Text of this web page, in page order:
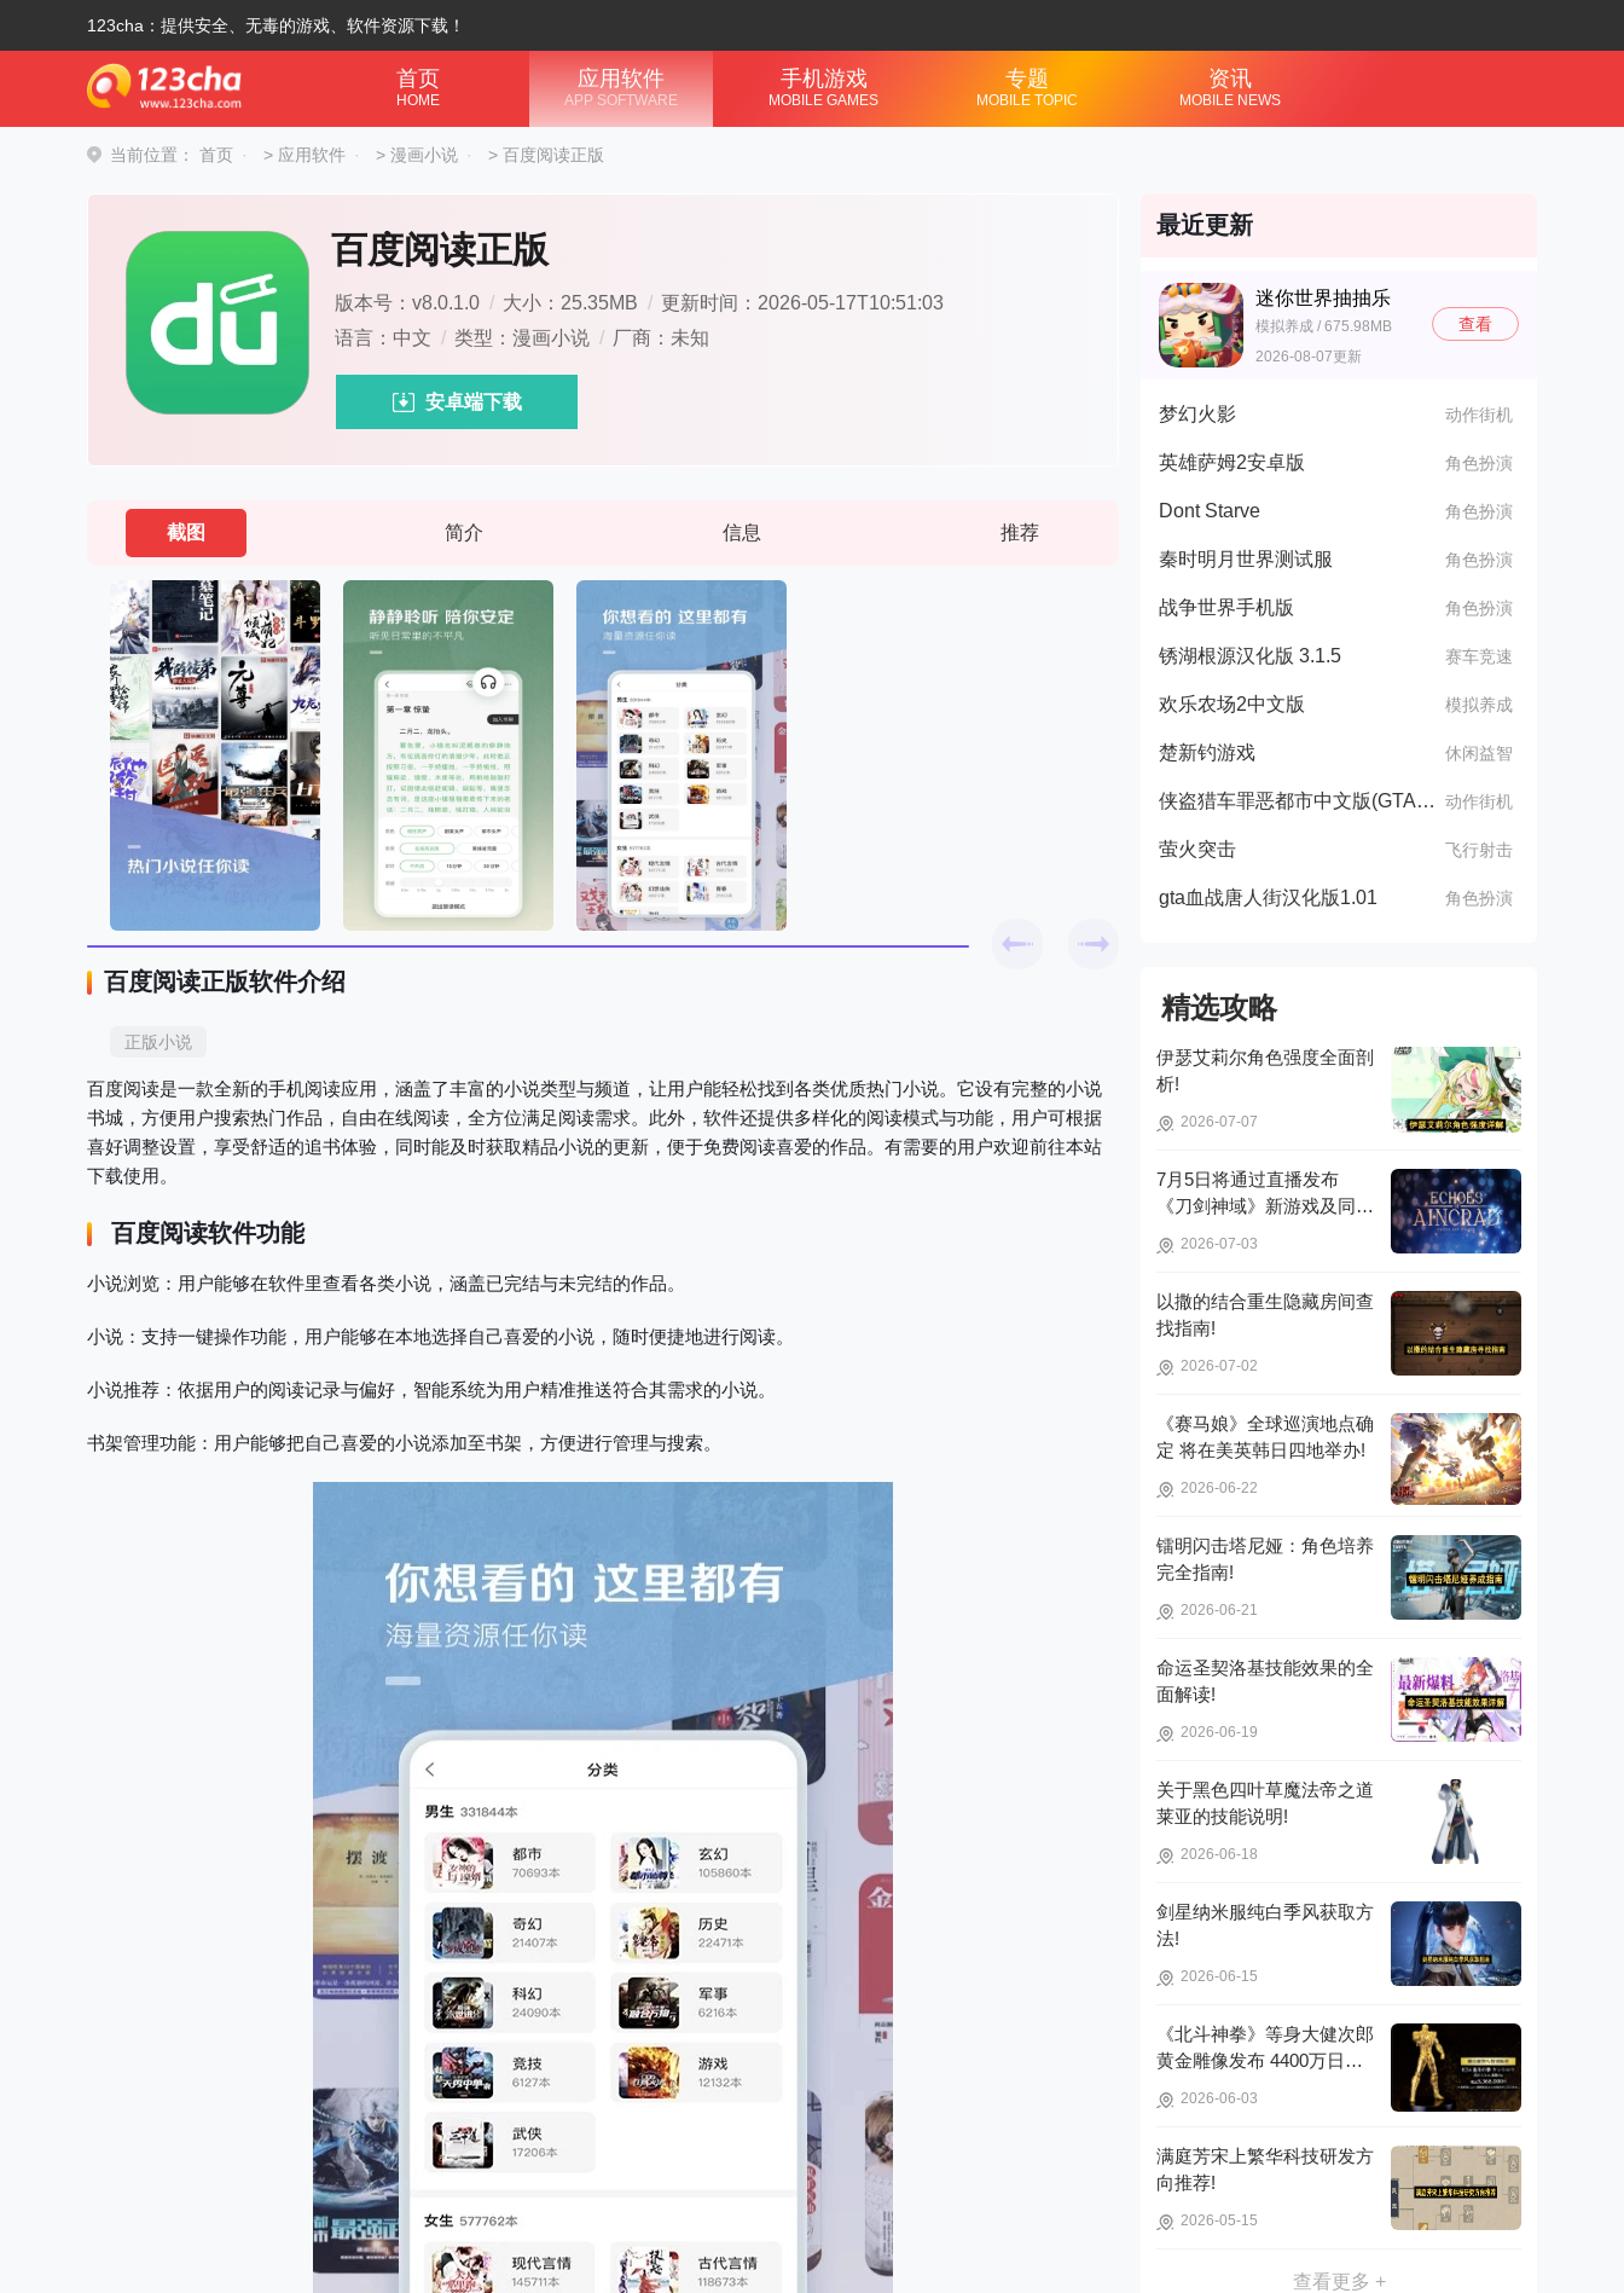
123cha：提供安全、无毒的游戏、软件资源下载！
首页
HOME
应用软件
APP SOFTWARE
手机游戏
MOBILE GAMES
专题
MOBILE TOPIC
资讯
MOBILE NEWS
当前位置： 首页 > 应用软件 > 漫画小说 > 百度阅读正版
百度阅读正版
版本号：v8.0.1.0 / 大小：25.35MB / 更新时间：2026-05-17T10:51:03
语言：中文 / 类型：漫画小说 / 厂商：未知
安卓端下载
截图 简介 信息 推荐
百度阅读正版软件介绍
正版小说
百度阅读是一款全新的手机阅读应用，涵盖了丰富的小说类型与频道，让用户能轻松找到各类优质热门小说。它设有完整的小说
书城，方便用户搜索热门作品，自由在线阅读，全方位满足阅读需求。此外，软件还提供多样化的阅读模式与功能，用户可根据
喜好调整设置，享受舒适的追书体验，同时能及时获取精品小说的更新，便于免费阅读喜爱的作品。有需要的用户欢迎前往本站
下载使用。
百度阅读软件功能
小说浏览 ：用户能够在软件里查看各类小说，涵盖已完结与未完结的作品。
小说 ：支持一键操作功能，用户能够在本地选择自己喜爱的小说，随时便捷地进行阅读。
小说推荐 ：依据用户的阅读记录与偏好，智能系统为用户精准推送符合其需求的小说。
书架管理功能 ：用户能够把自己喜爱的小说添加至书架，方便进行管理与搜索。
最近更新
迷你世界抽抽乐
模拟养成 / 675.98MB
2026-08-07更新
查看
梦幻火影 动作街机
英雄萨姆2安卓版 角色扮演
Dont Starve 角色扮演
秦时明月世界测试服 角色扮演
战争世界手机版 角色扮演
锈湖根源汉化版 3.1.5 赛车竞速
欢乐农场2中文版 模拟养成
楚新钓游戏 休闲益智
侠盗猎车罪恶都市中文版(GTA：SA MOD安装器) 动作街机
萤火突击 飞行射击
gta血战唐人街汉化版1.01 角色扮演
精选攻略
伊瑟艾莉尔角色强度全面剖
析!
2026-07-07
7月5日将通过直播发布
《刀剑神域》新游戏及同步
时长为110分钟!
2026-07-03
以撒的结合重生隐藏房间查
找指南!
2026-07-02
《赛马娘》全球巡演地点确
定 将在美英韩日四地举办!
2026-06-22
镭明闪击塔尼娅：角色培养
完全指南!
2026-06-21
命运圣契洛基技能效果的全
面解读!
2026-06-19
关于黑色四叶草魔法帝之道
莱亚的技能说明!
2026-06-18
剑星纳米服纯白季风获取方
法!
2026-06-15
《北斗神拳》等身大健次郎
黄金雕像发布 4400万日元
2026-06-03
满庭芳宋上繁华科技研发方
向推荐!
2026-05-15
查看更多 +